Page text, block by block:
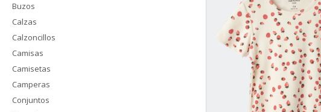
Buzos
Calzas
Calzoncillos
Camisas
Camisetas
Camperas
Conjuntos